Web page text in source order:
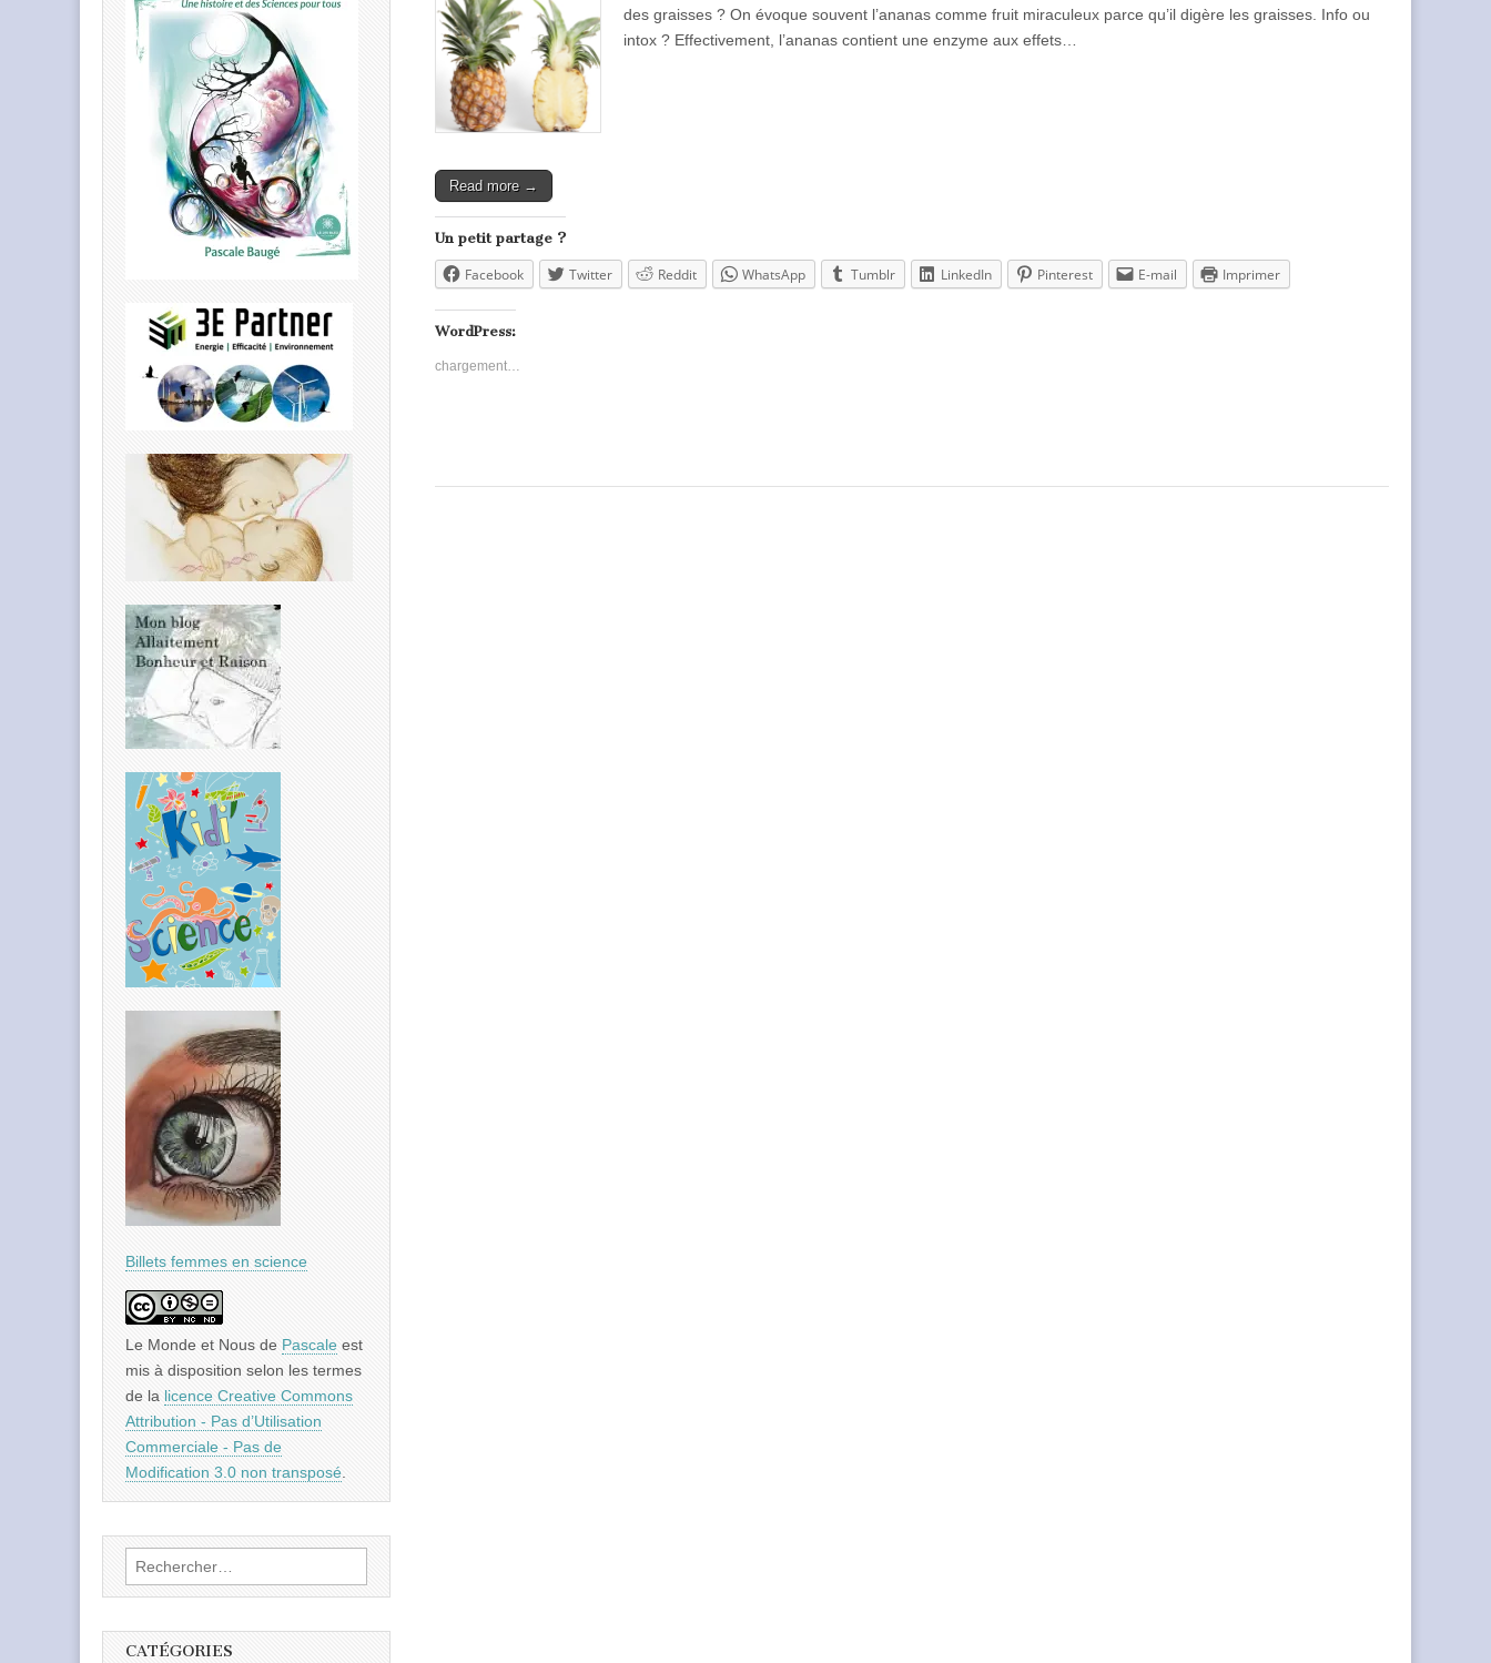
des graisses ? On évoque souvent l’ananas comme fruit miraculeux parce qu’il digère les graisses. Info ou
intox ? Effectivement, l’ananas contient une enzyme aux effets…
Read more →
Un petit partage ?
Facebook Twitter Reddit WhatsApp Tumblr LinkedIn Pinterest E-mail Imprimer
WordPress:
chargement…
Billets femmes en science
Le Monde et Nous de Pascale est
mis à disposition selon les termes
de la licence Creative Commons
Attribution - Pas d’Utilisation
Commerciale - Pas de
Modification 3.0 non transposé.
Rechercher :
CATÉGORIES